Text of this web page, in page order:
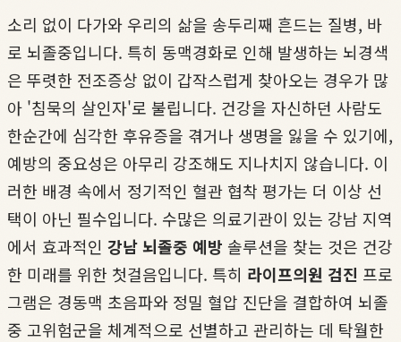
소리 없이 다가와 우리의 삶을 송두리째 흔드는 질병, 바
로 뇌졸중입니다. 특히 동맥경화로 인해 발생하는 뇌경색
은 뚜렷한 전조증상 없이 갑작스럽게 찾아오는 경우가 많
아 '침묵의 살인자'로 불립니다. 건강을 자신하던 사람도
한순간에 심각한 후유증을 겪거나 생명을 잃을 수 있기에,
예방의 중요성은 아무리 강조해도 지나치지 않습니다. 이
러한 배경 속에서 정기적인 혈관 협착 평가는 더 이상 선
택이 아닌 필수입니다. 수많은 의료기관이 있는 강남 지역
에서 효과적인 강남 뇌졸중 예방 솔루션을 찾는 것은 건강
한 미래를 위한 첫걸음입니다. 특히 라이프의원 검진 프로
그램은 경동맥 초음파와 정밀 혈압 진단을 결합하여 뇌졸
중 고위험군을 체계적으로 선별하고 관리하는 데 탁월한